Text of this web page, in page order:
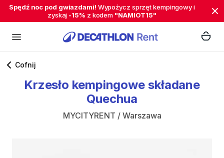
Spędź noc pod gwiazdami! Wypożycz sprzęt kempingowy i
zyskaj -15% z kodem "NAMIOT15"
Cofnij
Krzesło kempingowe składane
Quechua
MYCITYRENT / Warszawa